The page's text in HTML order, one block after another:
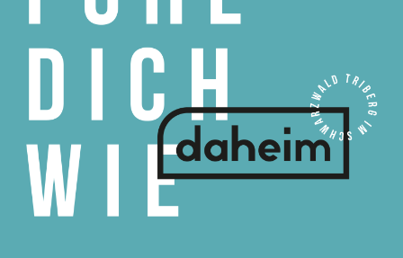
1875 Cider – Cider aus Unterkirnach, Glüh-Apfelsaft
Kreativhäusle Rotenhof – Dekoarbeiten
Jennifer Nagel – Textildruck
Sport Hör Schonach
und mehr